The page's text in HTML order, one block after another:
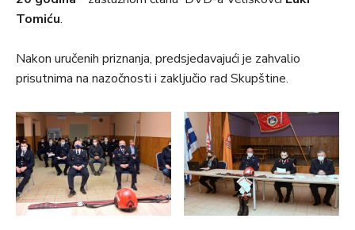
Tomiću.
Nakon uručenih priznanja, predsjedavajući je zahvalio
prisutnima na nazočnosti i zaključio rad Skupštine.